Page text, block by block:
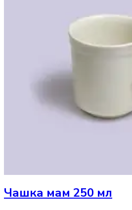
Чашка мам 250 мл